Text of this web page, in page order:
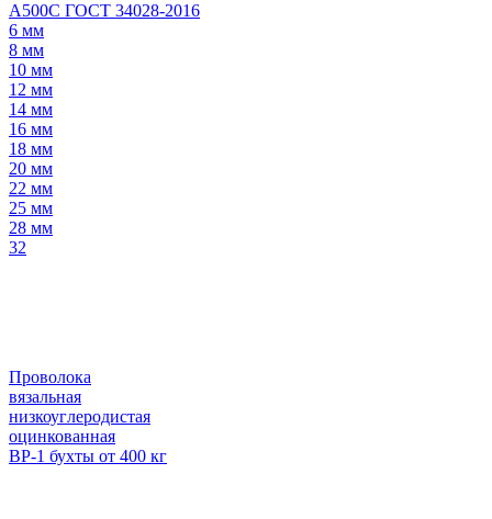
А500С ГОСТ 34028-2016
6 мм
8 мм
10 мм
12 мм
14 мм
16 мм
18 мм
20 мм
22 мм
25 мм
28 мм
32
Проволока
вязальная
низкоуглеродистая
оцинкованная
ВР-1 бухты от 400 кг